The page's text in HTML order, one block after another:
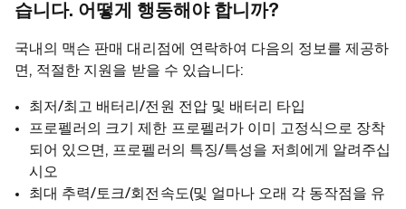
습니다. 어떻게 행동해야 합니까?
국내의 맥슨 판매 대리점에 연락하여 다음의 정보를 제공하
면, 적절한 지원을 받을 수 있습니다:
최저/최고 배터리/전원 전압 및 배터리 타입
프로펠러의 크기 제한 프로펠러가 이미 고정식으로 장착
되어 있으면, 프로펠러의 특징/특성을 저희에게 알려주십
시오
최대 추력/토크/회전속도(및 얼마나 오래 각 동작점을 유